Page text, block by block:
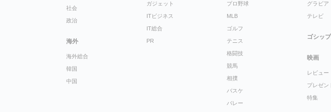
社会
政治
海外
海外総合
韓国
中国
ガジェット
ITビジネス
IT総合
PR
プロ野球
MLB
ゴルフ
テニス
格闘技
競馬
相撲
バスケ
バレー
グラビア
テレビ
ゴシップ
映画
レビュー
プレゼン
特集